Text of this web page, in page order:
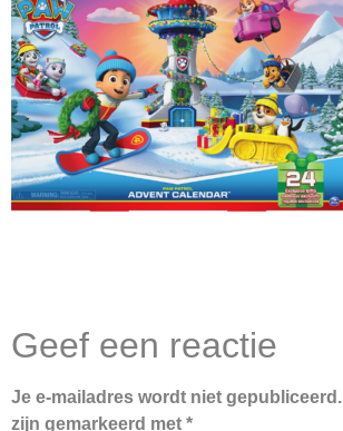
Geef een reactie
Je e-mailadres wordt niet gepubliceerd.
zijn gemarkeerd met *